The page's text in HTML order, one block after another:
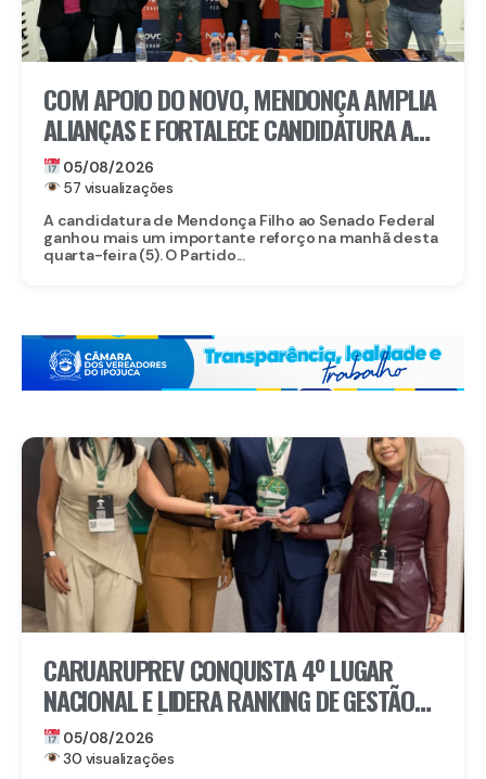
COM APOIO DO NOVO, MENDONÇA AMPLIA
ALIANÇAS E FORTALECE CANDIDATURA AO
SENADO EM PERNAMBUCO
05/08/2026
57 visualizações
A candidatura de Mendonça Filho ao Senado Federal
ganhou mais um importante reforço na manhã desta
quarta-feira (5). O Partido...
CARUARUPREV CONQUISTA 4º LUGAR
NACIONAL E LIDERA RANKING DE GESTÃO
PREVIDENCIÁRIA EM PERNAMBUCO
05/08/2026
30 visualizações